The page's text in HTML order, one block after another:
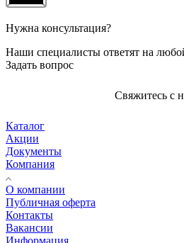
Нужна консультация?
Наши специалисты ответят на
Задать вопрос
Свяжитесь с
Каталог
Акции
Документы
Компания
О компании
Публичная оферта
Контакты
Вакансии
Информация